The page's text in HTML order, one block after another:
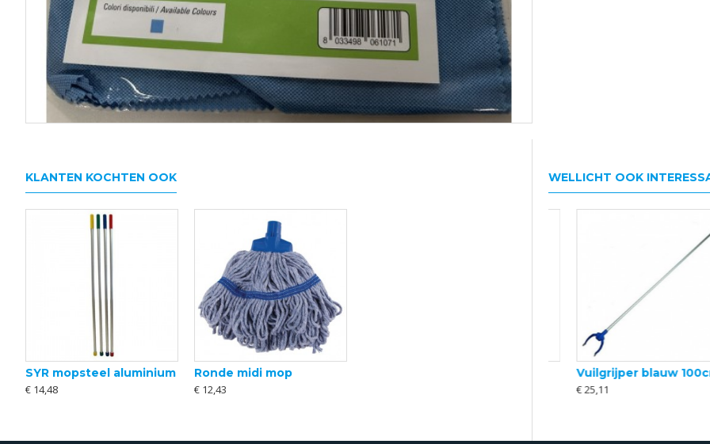
KLANTEN KOCHTEN OOK
SYR mopsteel aluminium
€ 14,48
Ronde midi mop
€ 12,43
WELLICHT OOK
erGO! velcro mop 40cm
€ 17,02
Sneeuwschep
€ 18,61
Afzetlint trekvast rood/wit 500mtr/rol
€ 16,34